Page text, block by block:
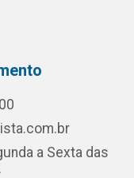
a Sexta das